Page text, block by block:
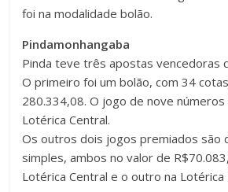
foi na modalidade bolão.
Pindamonhangaba
Pinda teve três apostas vencedoras
O primeiro foi um bolão, com 34
280.334,08. O jogo de nove
Lotérica Central.
Os outros dois jogos premiados são
simples, ambos no valor de
Lotérica Central e o outro na Lotérica